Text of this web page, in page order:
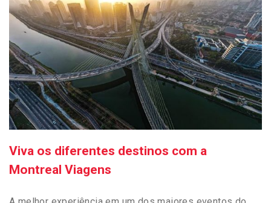
Viva os diferentes destinos com a
Montreal Viagens